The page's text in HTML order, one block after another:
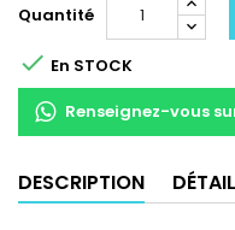
Quantité
 En STOCK
Renseignez-vous
DESCRIPTION